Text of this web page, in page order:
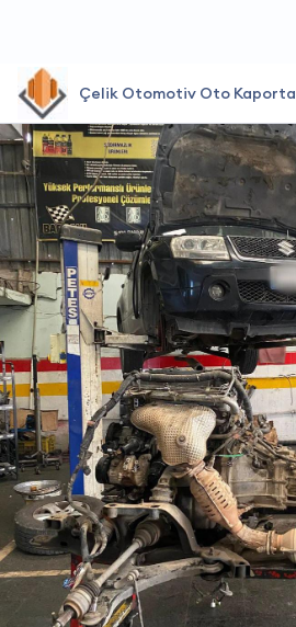
Çelik Otomotiv Oto Kaporta